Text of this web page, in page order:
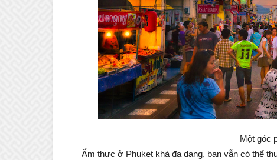
Một góc
Ẩm thực ở Phuket khá đa dạng, bạn vẫn có thể